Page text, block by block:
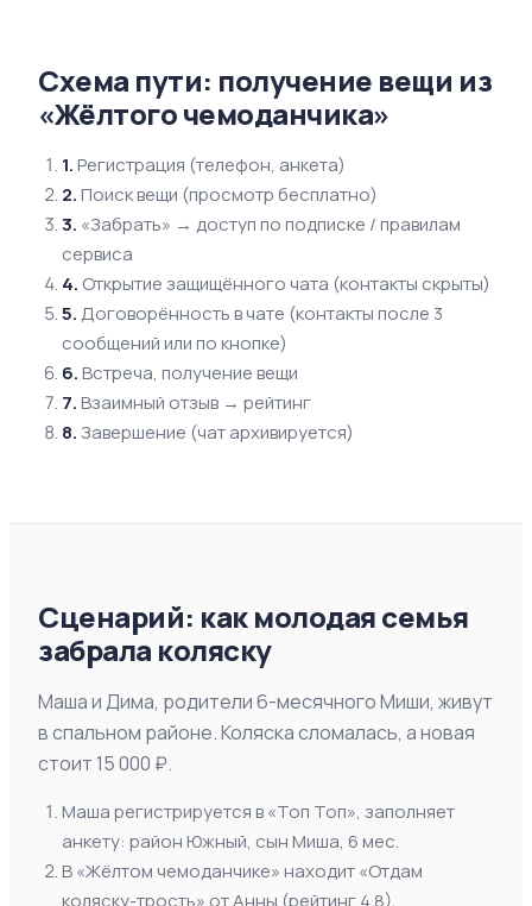
Схема пути: получение вещи из
«Жёлтого чемоданчика»
1.Регистрация (телефон, анкета)
2.Поиск вещи (просмотр бесплатно)
3. «Забрать» → доступ по подписке / правилам
сервиса
4. Открытие защищённого чата (контакты скрыты)
5.Договорённость в чате (контакты после 3
сообщений или по кнопке)
6.Встреча, получение вещи
7.Взаимный отзыв → рейтинг
8.Завершение (чат архивируется)
Сценарий: как молодая семья
забрала коляску
Маша и Дима, родители 6-месячного Миши, живут
в спальном районе. Коляска сломалась, а новая
стоит 15 000 ₽.
Маша регистрируется в «Топ Топ», заполняет
анкету: район Южный, сын Миша, 6 мес.
В «Жёлтом чемоданчике» находит «Отдам
коляску-трость» от Анны (рейтинг 4.8).